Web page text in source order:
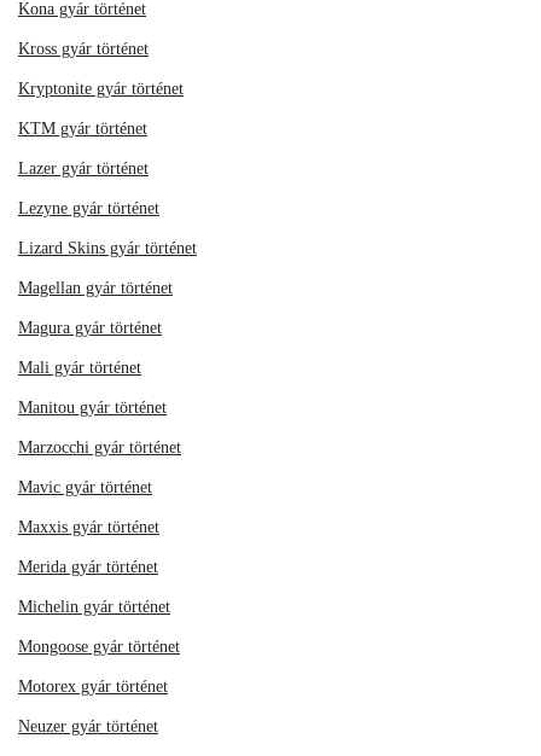
Kona gyár történet
Kross gyár történet
Kryptonite gyár történet
KTM gyár történet
Lazer gyár történet
Lezyne gyár történet
Lizard Skins gyár történet
Magellan gyár történet
Magura gyár történet
Mali gyár történet
Manitou gyár történet
Marzocchi gyár történet
Mavic gyár történet
Maxxis gyár történet
Merida gyár történet
Michelin gyár történet
Mongoose gyár történet
Motorex gyár történet
Neuzer gyár történet